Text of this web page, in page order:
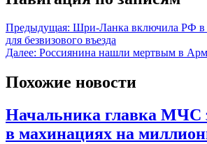
Предыдущая: Шри-Ланка включила РФ в
для безвизового въезда
Далее: Россиянина нашли мертвым в
Похожие новости
Начальника главка МЧС
в махинациях на